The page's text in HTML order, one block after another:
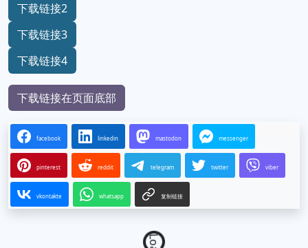
下载链接2
下载链接3
下载链接4
下载链接在页面底部
facebook linkedin mastodon messenger
pinterest reddit telegram twitter viber
vkontakte whatsapp 复制链接
Loading...